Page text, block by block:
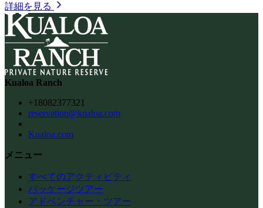
詳細を見る
Kualoa Ranch
+18082377321
reservation@kualoa.com
Kualoa.com
メニュー
すべてのアクティビティ
パッケージツアー
アドベンチャー・ツアー